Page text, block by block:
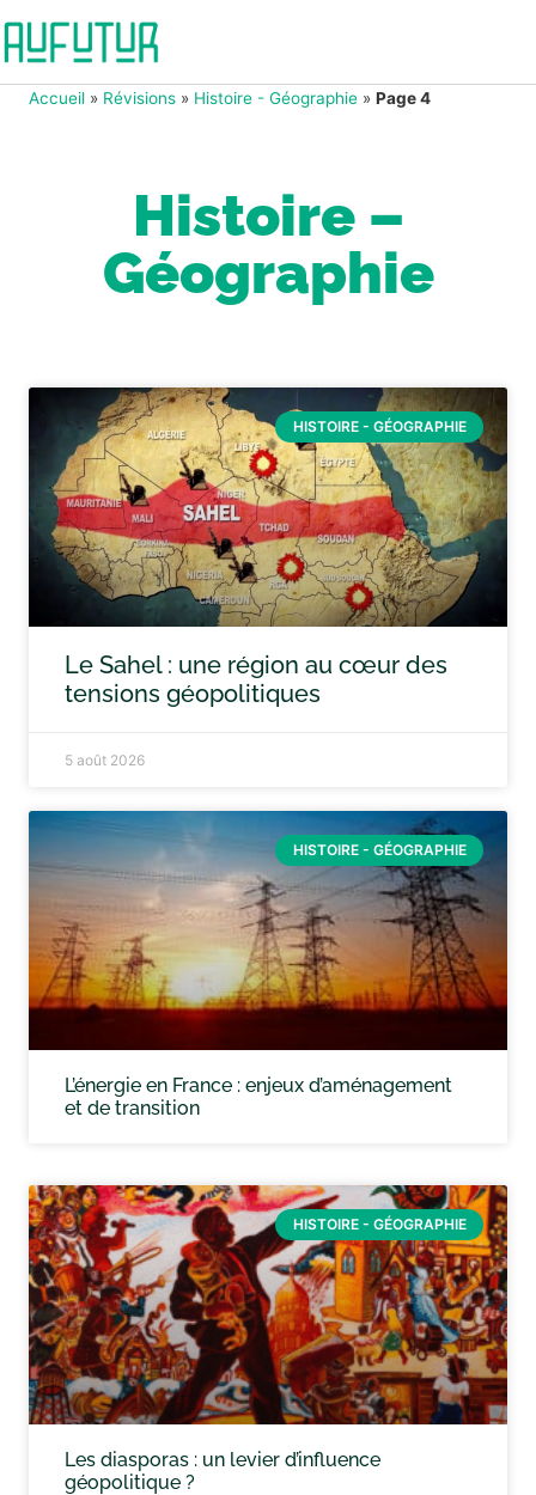
Accueil » Révisions » Histoire - Géographie » Page 4
Histoire –
Géographie
HISTOIRE - GÉOGRAPHIE
Le Sahel : une région au cœur des
tensions géopolitiques
5 août 2026
HISTOIRE - GÉOGRAPHIE
L’énergie en France : enjeux d’aménagement
et de transition
HISTOIRE - GÉOGRAPHIE
Les diasporas : un levier d’influence
géopolitique ?